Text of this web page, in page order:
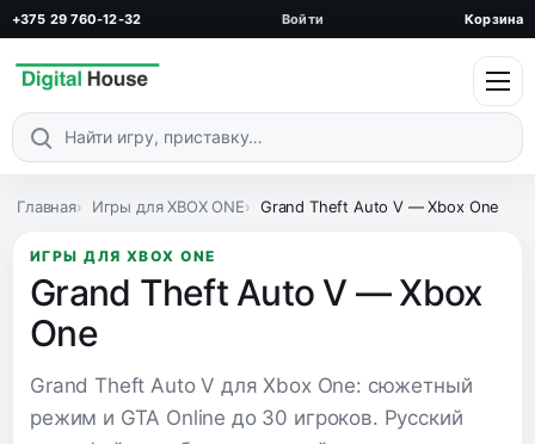
+375 29 760-12-32 Войти Корзина
Поиск по каталогу
Главная Игры для XBOX ONE Grand Theft Auto V — Xbox One
ИГРЫ ДЛЯ XBOX ONE
Grand Theft Auto V — Xbox
One
Grand Theft Auto V для Xbox One: сюжетный
режим и GTA Online до 30 игроков. Русский